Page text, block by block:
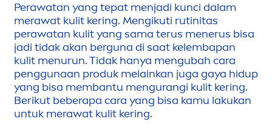
Perawatan yang tepat menjadi kunci dalam
merawat kulit kering. Mengikuti rutinitas
perawatan kulit yang sama terus menerus bisa
jadi tidak akan berguna di saat kelembapan
kulit menurun. Tidak hanya mengubah cara
penggunaan produk melainkan juga gaya hidup
yang bisa membantu mengurangi kulit kering.
Berikut beberapa cara yang bisa kamu lakukan
untuk merawat kulit kering.